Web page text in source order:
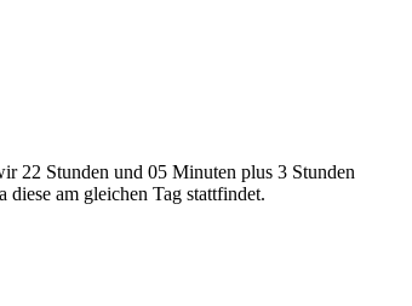
22 Stunden und 05 Minuten plus 3 Stunden
am gleichen Tag stattfindet.